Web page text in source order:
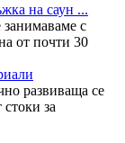
на саун ...
с
от почти 30
развиваща се
за